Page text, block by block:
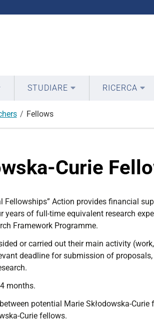
STUDIARE RICERCA
Fellows
Curie
Fellowships” Action provides financial
years of full-time equivalent research
Framework Programme.
or carried out their main activity
deadline for submission of
months.
potential Marie Skłodowska-
Curie fellows.